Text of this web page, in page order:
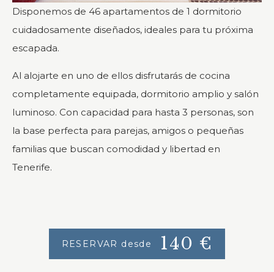
Disponemos de 46 apartamentos de 1 dormitorio
cuidadosamente diseñados, ideales para tu próxima
escapada.
Al alojarte en uno de ellos disfrutarás de cocina
completamente equipada, dormitorio amplio y salón
luminoso. Con capacidad para hasta 3 personas, son
la base perfecta para parejas, amigos o pequeñas
familias que buscan comodidad y libertad en
Tenerife.
RESERVAR desde 140 €